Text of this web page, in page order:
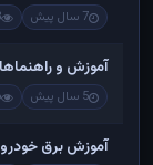
7 سال پیش
آموزش و
5 سال پیش
آموزش برق خودرو